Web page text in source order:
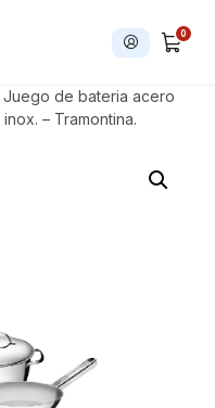
Iniciar
0
Juego de bateria acero
– Tramontina.